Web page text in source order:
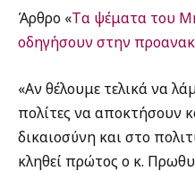
Άρθρο «Tα ψέματα του
οδηγήσουν στην
«Αν θέλουμε τελικά να
πολίτες να αποκτήσουν
δικαιοσύνη και στο
κληθεί πρώτος ο κ.